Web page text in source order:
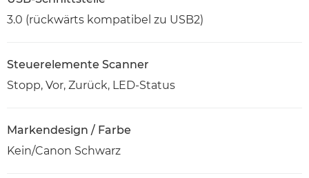
3.0 (rückwärts kompatibel zu USB2)
Steuerelemente Scanner
Stopp, Vor, Zurück, LED-Status
Markendesign / Farbe
Kein/Canon Schwarz